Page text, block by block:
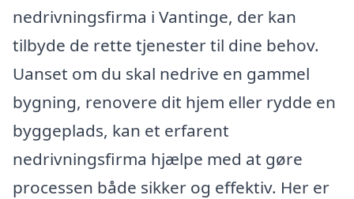
nedrivningsfirma i Vantinge, der kan
tilbyde de rette tjenester til dine behov.
Uanset om du skal nedrive en gammel
bygning, renovere dit hjem eller rydde en
byggeplads, kan et erfarent
nedrivningsfirma hjælpe med at gøre
processen både sikker og effektiv. Her er